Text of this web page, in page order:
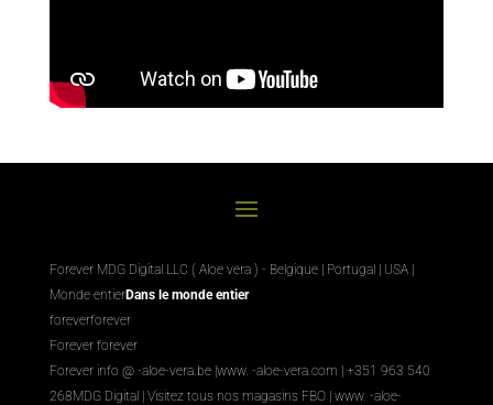
Forever MDG Digital LLC ( Aloe vera ) - Belgique | Portugal | USA |
Monde entierDans le monde entier
foreverforever
Forever forever
Forever info @ -aloe-vera.be |www. -aloe-vera.com | +351 963 540
268MDG Digital| Visitez tous nos magasins FBO| www. -aloe-